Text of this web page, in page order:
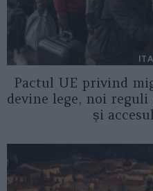
Pactul UE privind
devine lege, noi
și